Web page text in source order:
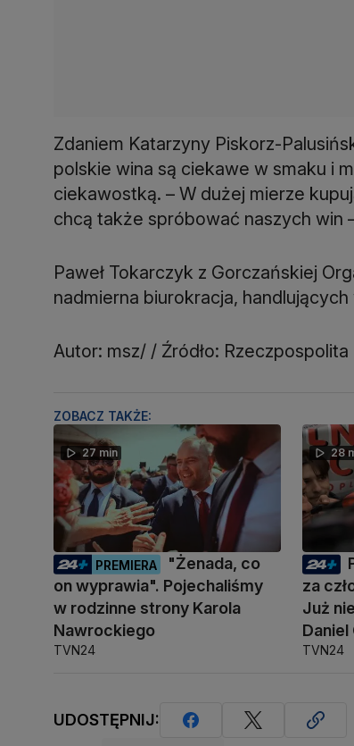
Zdaniem Katarzyny Piskorz-
polskie wina są ciekawe w smaku i
ciekawostką. – W dużej mierze
chcą także spróbować naszych win
Paweł Tokarczyk z Gorczańskiej
nadmierna biurokracja,
Autor: msz/ / Źródło: Rzeczpospolita
ZOBACZ TAKŻE:
27 min
PREMIERA
"Żenada, co
on wyprawia". Pojechaliśmy
w rodzinne strony Karola
Nawrockiego
TVN24
28
za
Już
TVN24
UDOSTĘPNIJ: